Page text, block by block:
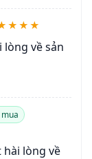
lòng về sản
hài lòng về